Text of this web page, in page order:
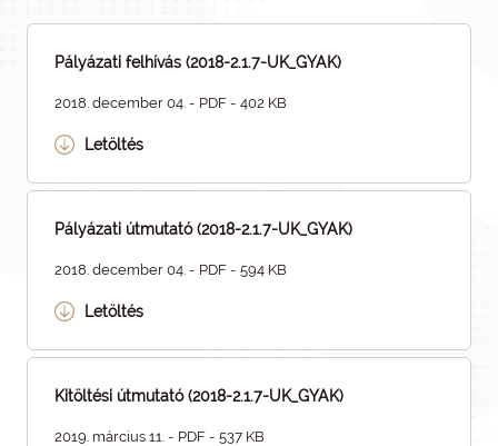
Pályázati felhívás (2018-2.1.7-UK_GYAK)
2018. december 04. - PDF - 402 KB
Letöltés
Pályázati útmutató (2018-2.1.7-UK_GYAK)
2018. december 04. - PDF - 594 KB
Letöltés
Kitöltési útmutató (2018-2.1.7-UK_GYAK)
2019. március 11. - PDF - 537 KB